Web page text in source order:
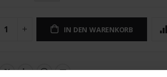
IN DEN WARENKORB